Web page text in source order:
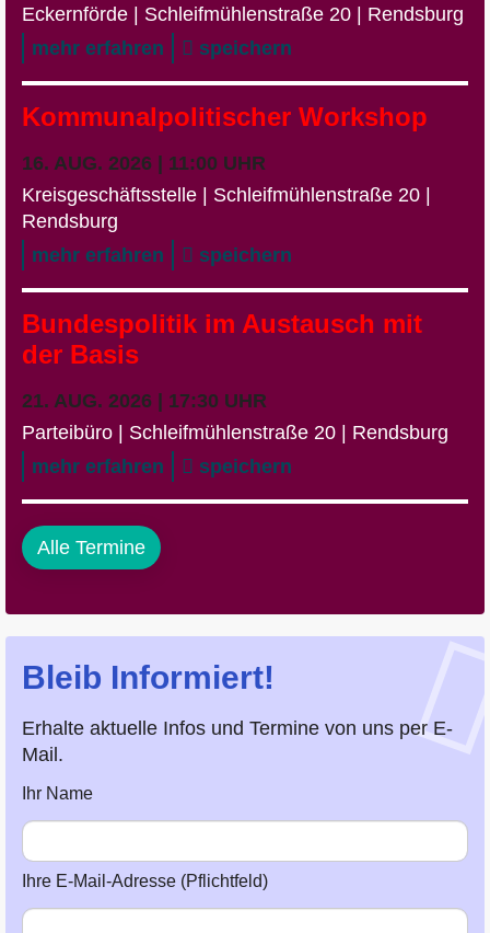
Eckernförde | Schleifmühlenstraße 20 | Rendsburg
mehr erfahren
speichern
Kommunalpolitischer Workshop
16. AUG. 2026 | 11:00 UHR
Kreisgeschäftsstelle | Schleifmühlenstraße 20 |
Rendsburg
mehr erfahren
speichern
Bundespolitik im Austausch mit
der Basis
21. AUG. 2026 | 17:30 UHR
Parteibüro | Schleifmühlenstraße 20 | Rendsburg
mehr erfahren
speichern
Alle Termine
Bleib Informiert!
Erhalte aktuelle Infos und Termine von uns per E-
Mail.
Ihr Name
Ihre E-Mail-Adresse (Pflichtfeld)